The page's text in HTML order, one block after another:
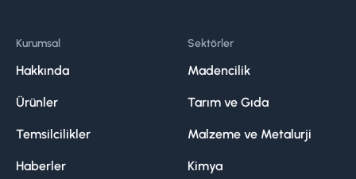
Kurumsal
Hakkında
Ürünler
Temsilcilikler
Haberler
Sektörler
Madencilik
Tarım ve Gıda
Malzeme ve Metalurji
Kimya